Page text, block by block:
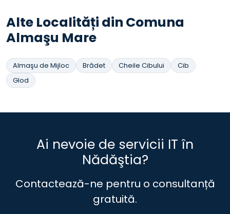
Alte Localități din Comuna
Almaşu Mare
Almaşu de Mijloc Brădet Cheile Cibului
Cib
Glod
Ai nevoie de servicii IT în
Nădăştia?
Contactează-ne pentru o consultanță
gratuită.